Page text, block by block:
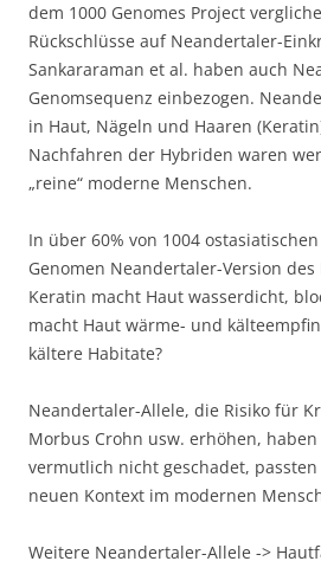
dem 1000 Genomes Project
Rückschlüsse auf Neandertaler-
Sankararaman et al. haben auch
Genomsequenz einbezogen.
in Haut, Nägeln und Haaren
Nachfahren der Hybriden waren
„reine“ moderne Menschen.
In über 60% von 1004
Genomen Neandertaler-Version
Keratin macht Haut wasserdicht,
macht Haut wärme- und
kältere Habitate?
Neandertaler-Allele, die Risiko für
Morbus Crohn usw. erhöhen,
vermutlich nicht geschadet,
neuen Kontext im modernen
Weitere Neandertaler-Allele ->